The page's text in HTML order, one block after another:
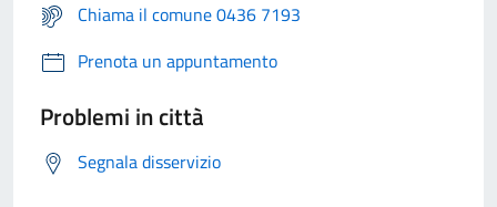
Chiama il comune 0436 7193
Prenota un appuntamento
Problemi in città
Segnala disservizio